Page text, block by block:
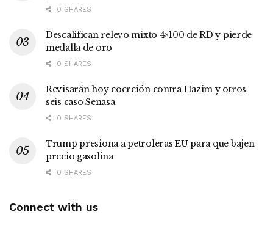
0 SHARES
Descalifican relevo mixto 4×100 de RD y pierde
medalla de oro
0 SHARES
Revisarán hoy coerción contra Hazim y otros
seis caso Senasa
0 SHARES
Trump presiona a petroleras EU para que bajen
precio gasolina
0 SHARES
Connect with us